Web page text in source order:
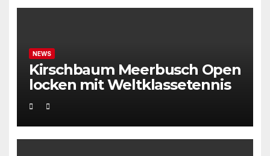
NEWS
Kirschbaum Meerbusch Open
locken mit Weltklassetennis